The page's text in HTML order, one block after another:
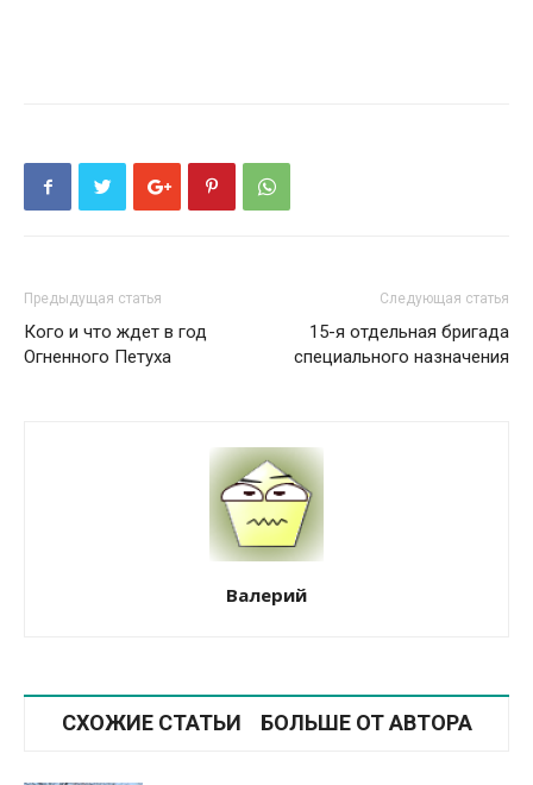
Предыдущая статья
Кого и что ждет в год
Огненного Петуха
Следующая статья
15-я отдельная бригада
специального назначения
Валерий
СХОЖИЕ СТАТЬИ БОЛЬШЕ ОТ АВТОРА